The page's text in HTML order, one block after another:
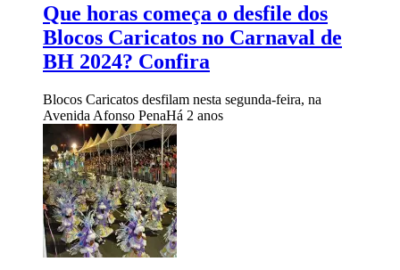
Que horas começa o desfile dos
Blocos Caricatos no Carnaval de
BH 2024? Confira
Blocos Caricatos desfilam nesta segunda-feira, na
Avenida Afonso PenaHá 2 anos